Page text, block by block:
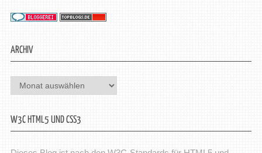
ARCHIV
Archiv
W3C HTML5 UND CSS3